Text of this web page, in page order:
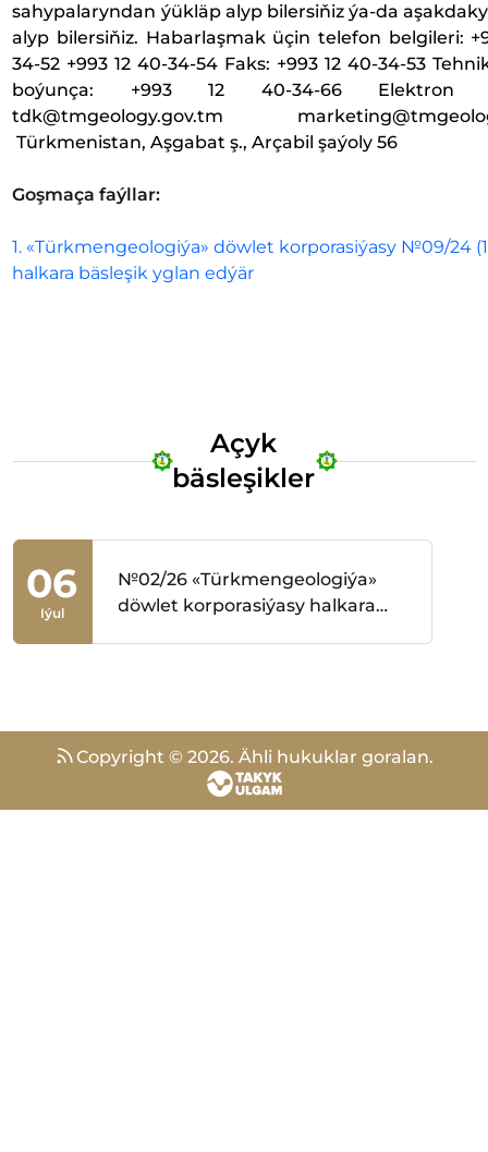
sahypalaryndan ýükläp alyp bilersiňiz ýa-da
alyp bilersiňiz. Habarlaşmak üçin telefon belgileri:
34-52 +993 12 40-34-54 Faks: +993 12 40-34-53
boýunça: +993 12 40-34-66 Elektron
tdk@tmgeology.gov.tm
Türkmenistan, Aşgabat ş., Arçabil şaýoly 56
Goşmaça faýllar:
1. «Türkmengeologiýa» döwlet korporasiýasy №09/24
halkara bäsleşik yglan edýär
Açyk
bäsleşikler
06
Iýul
№02/26 «Türkmengeologiýa»
döwlet korporasiýasy halkara
Copyright © 2026. Ähli hukuklar goralan.